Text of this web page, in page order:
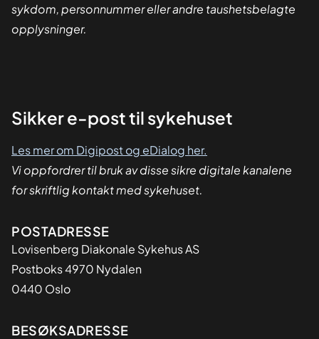
sykdom, personnummer eller andre taushetsbelagte
opplysninger.
Sikker
Sikker e-post til sykehuset
Les mer om Digipost og eDialog her.
Vi oppfordrer til bruk av disse sikre digitale kanalene
for skriftlig kontakt med sykehuset.
Adresse
POSTADRESSE
Lovisenberg Diakonale Sykehus AS
Postboks 4970 Nydalen
0440 Oslo
BESØKSADRESSE